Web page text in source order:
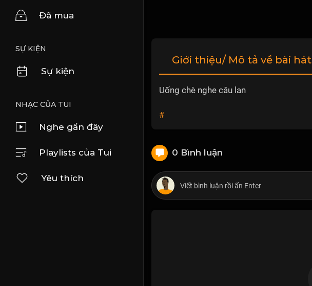
Đã mua
SỰ KIỆN
Sự kiện
NHẠC CỦA TUI
Nghe gần đây
Playlists của Tui
Yêu thích
Giới thiệu/ Mô tả về bài hát
Uống chè nghe câu lan
#
0 Bình luận